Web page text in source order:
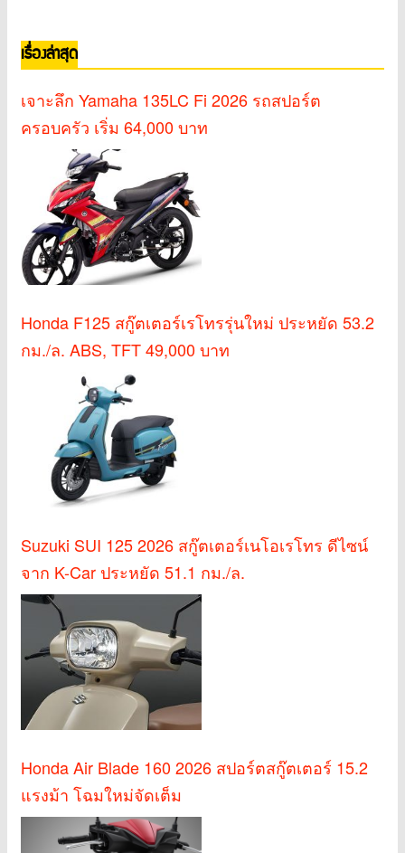
เรื่องล่าสุด
เจาะลึก Yamaha 135LC Fi 2026 รถสปอร์ต
ครอบครัว เริ่ม 64,000 บาท
Honda F125 สกู๊ตเตอร์เรโทรรุ่นใหม่ ประหยัด 53.2
กม./ล. ABS, TFT 49,000 บาท
Suzuki SUI 125 2026 สกู๊ตเตอร์เนโอเรโทร ดีไซน์
จาก K-Car ประหยัด 51.1 กม./ล.
Honda Air Blade 160 2026 สปอร์ตสกู๊ตเตอร์ 15.2
แรงม้า โฉมใหม่จัดเต็ม